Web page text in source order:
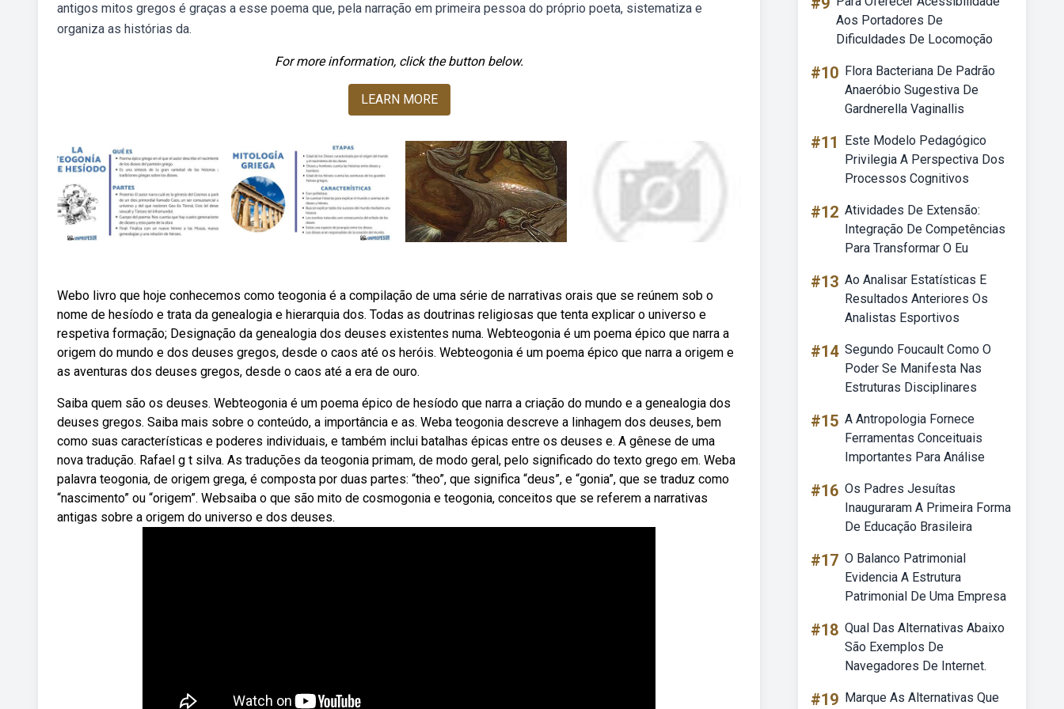
antigos mitos gregos é graças a esse poema que, pela narração em primeira pessoa do próprio poeta, sistematiza e
organiza as histórias da.
For more information, click the button below.
LEARN MORE
Webo livro que hoje conhecemos como teogonia é a compilação de uma série de narrativas orais que se reúnem sob o
nome de hesíodo e trata da genealogia e hierarquia dos. Todas as doutrinas religiosas que tenta explicar o universo e
respetiva formação; Designação da genealogia dos deuses existentes numa. Webteogonia é um poema épico que narra a
origem do mundo e dos deuses gregos, desde o caos até os heróis. Webteogonia é um poema épico que narra a origem e
as aventuras dos deuses gregos, desde o caos até a era de ouro.
Saiba quem são os deuses. Webteogonia é um poema épico de hesíodo que narra a criação do mundo e a genealogia dos
deuses gregos. Saiba mais sobre o conteúdo, a importância e as. Weba teogonia descreve a linhagem dos deuses, bem
como suas características e poderes individuais, e também inclui batalhas épicas entre os deuses e. A gênese de uma
nova tradução. Rafael g t silva. As traduções da teogonia primam, de modo geral, pelo significado do texto grego em. Weba
palavra teogonia, de origem grega, é composta por duas partes: “theo”, que significa “deus”, e “gonia”, que se traduz como
“nascimento” ou “origem”. Websaiba o que são mito de cosmogonia e teogonia, conceitos que se referem a narrativas
antigas sobre a origem do universo e dos deuses.
Aos Portadores De
Dificuldades De Locomoção
#10 Flora Bacteriana De Padrão
Anaeróbio Sugestiva De
Gardnerella Vaginallis
#11
Este Modelo Pedagógico
Privilegia A Perspectiva Dos
Processos Cognitivos
#12 Atividades De Extensão:
Integração De Competências
Para Transformar O Eu
#13 Ao Analisar Estatísticas E
Resultados Anteriores Os
Analistas Esportivos
#14 Segundo Foucault Como O
Poder Se Manifesta Nas
Estruturas Disciplinares
#15 A Antropologia Fornece
Ferramentas Conceituais
Importantes Para Análise
#16 Os Padres Jesuítas
Inauguraram A Primeira Forma
De Educação Brasileira
#17 O Balanco Patrimonial
Evidencia A Estrutura
Patrimonial De Uma Empresa
#18 Qual Das Alternativas Abaixo
São Exemplos De
Navegadores De Internet.
#19 Marque As Alternativas Que